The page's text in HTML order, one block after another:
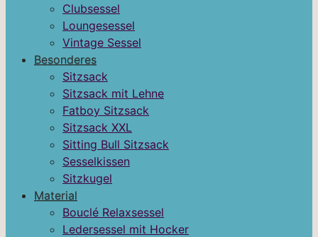
Clubsessel
Loungesessel
Vintage Sessel
Besonderes
Sitzsack
Sitzsack mit Lehne
Fatboy Sitzsack
Sitzsack XXL
Sitting Bull Sitzsack
Sesselkissen
Sitzkugel
Material
Bouclé Relaxsessel
Ledersessel mit Hocker